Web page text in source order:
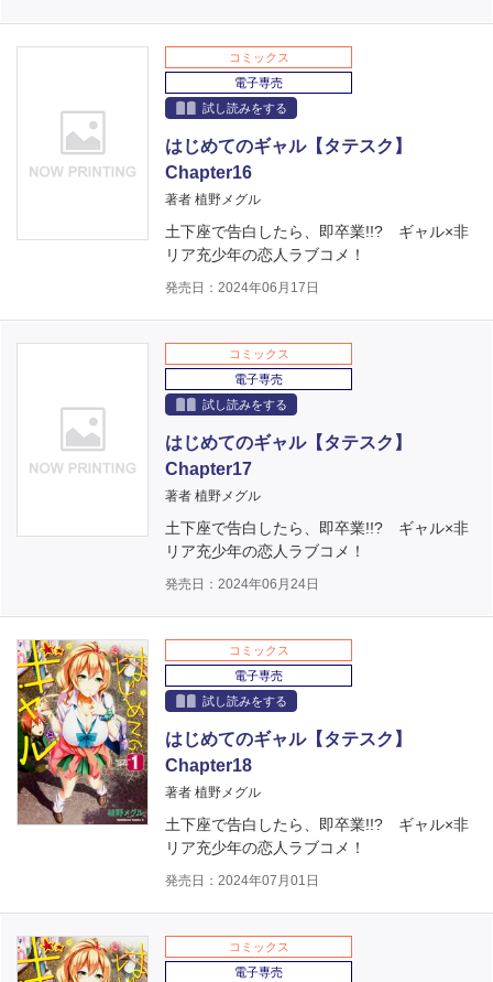
コミックス
電子専売
試し読みをする
はじめてのギャル【タテスク】
Chapter16
著者 植野メグル
土下座で告白したら、即卒業!!? ギャル×非
リア充少年の恋人ラブコメ！
発売日：2024年06月17日
コミックス
電子専売
試し読みをする
はじめてのギャル【タテスク】
Chapter17
著者 植野メグル
土下座で告白したら、即卒業!!? ギャル×非
リア充少年の恋人ラブコメ！
発売日：2024年06月24日
コミックス
電子専売
試し読みをする
はじめてのギャル【タテスク】
Chapter18
著者 植野メグル
土下座で告白したら、即卒業!!? ギャル×非
リア充少年の恋人ラブコメ！
発売日：2024年07月01日
コミックス
電子専売